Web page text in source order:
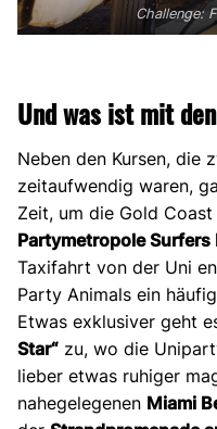
Challenge:
Und was ist mit
Neben den Kursen, die
zeitaufwendig waren,
Zeit, um die Gold
Partymetropole Surfers
Taxifahrt von der Uni
Party Animals ein
Etwas exklusiver geht
Star“ zu, wo die
lieber etwas ruhiger
nahegelegenen Miami